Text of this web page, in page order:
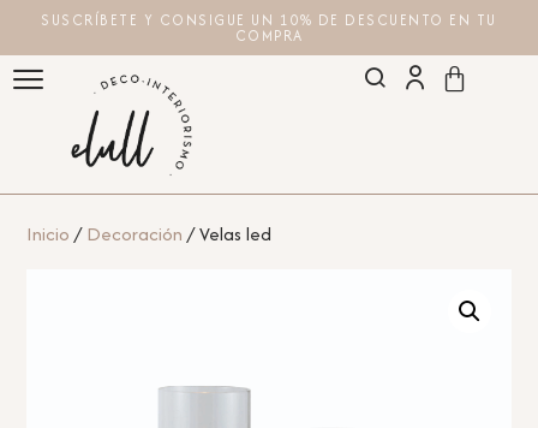
SUSCRÍBETE Y CONSIGUE UN 10% DE DESCUENTO EN TU
COMPRA
Inicio/Decoración/ Velas led